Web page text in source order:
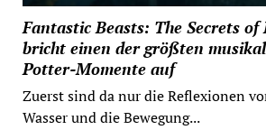
Fantastic Beasts: The Secrets of
bricht einen der größten
Potter-Momente auf
Zuerst sind da nur die Reflexionen
Wasser und die Bewegung...